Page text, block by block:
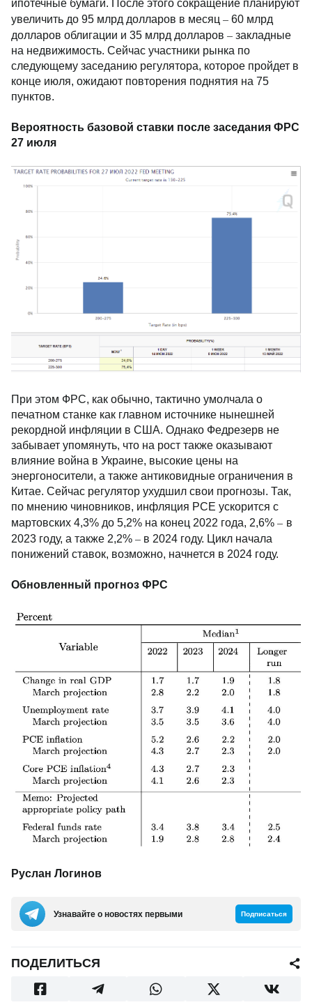
ипотечные бумаги. После этого сокращение планируют
увеличить до 95 млрд долларов в месяц – 60 млрд
долларов облигации и 35 млрд долларов – закладные
на недвижимость. Сейчас участники рынка по
следующему заседанию регулятора, которое пройдет в
конце июля, ожидают повторения поднятия на 75
пунктов.
Вероятность базовой ставки после заседания ФРС
27 июля
При этом ФРС, как обычно, тактично умолчала о
печатном станке как главном источнике нынешней
рекордной инфляции в США. Однако Федрезерв не
забывает упомянуть, что на рост также оказывают
влияние война в Украине, высокие цены на
энергоносители, а также антиковидные ограничения в
Китае. Сейчас регулятор ухудшил свои прогнозы. Так,
по мнению чиновников, инфляция PCE ускорится с
мартовских 4,3% до 5,2% на конец 2022 года, 2,6% – в
2023 году, а также 2,2% – в 2024 году. Цикл начала
понижений ставок, возможно, начнется в 2024 году.
Обновленный прогноз ФРС
Руслан Логинов
Узнавайте о новостях первыми Подписаться
ПОДЕЛИТЬСЯ